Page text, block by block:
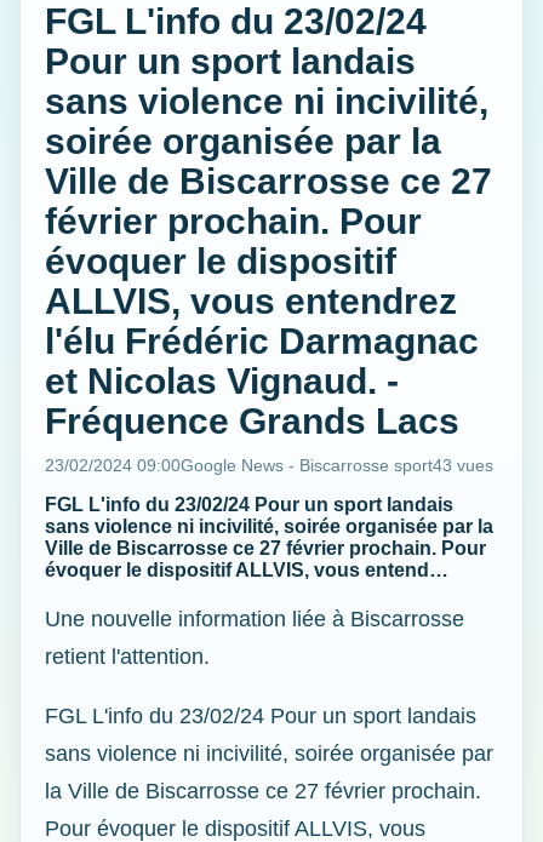
FGL L'info du 23/02/24
Pour un sport landais
sans violence ni incivilité,
soirée organisée par la
Ville de Biscarrosse ce 27
février prochain. Pour
évoquer le dispositif
ALLVIS, vous entendrez
l'élu Frédéric Darmagnac
et Nicolas Vignaud. -
Fréquence Grands Lacs
23/02/2024 09:00Google News - Biscarrosse sport43 vues
FGL L'info du 23/02/24 Pour un sport landais
sans violence ni incivilité, soirée organisée par la
Ville de Biscarrosse ce 27 février prochain. Pour
évoquer le dispositif ALLVIS, vous entend…
Une nouvelle information liée à Biscarrosse
retient l'attention.
FGL L'info du 23/02/24 Pour un sport landais
sans violence ni incivilité, soirée organisée par
la Ville de Biscarrosse ce 27 février prochain.
Pour évoquer le dispositif ALLVIS, vous